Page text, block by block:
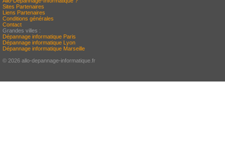
Sites Partenaires
Liens Partenaires
Conditions générales
Contact
Grandes villes :
Dépannage informatique Paris
Dépannage informatique Lyon
Dépannage informatique Marseille
© 2026 allo-depannage-informatique.fr